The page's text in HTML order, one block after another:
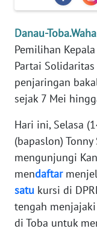
Danau-
Pemilihan
Partai
penjaringan
sejak 7 Mei
Hari ini, Selasa
(bapaslon)
mengunjungi
mendaftar
satu kursi di
tengah
di Toba untuk
KAMI
MEDIA
SIBER
REDAKSI
KARIR
DISCLAIMER
Wahana
News
Regional